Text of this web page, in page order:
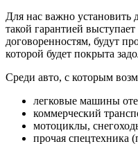
Для нас важно установить
такой гарантией
договоренностям, будут
которой будет покрыта
Среди авто, с которым
легковые машины
коммерческий
мотоциклы,
прочая спецтехника